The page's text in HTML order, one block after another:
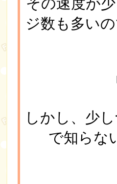
ジ数も多い
しかし、少
で知らな